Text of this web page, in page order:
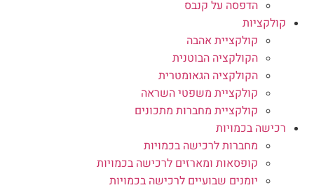
הדפסה על קנבס
קולקציות
קולקציית אהבה
הקולקציה הבוטנית
הקולקציה הגאומטרית
קולקציית משפטי השראה
קולקציית מחברות מתכונים
רכישה בכמויות
מחברות לרכישה בכמויות
קופסאות ומארזים לרכישה בכמויות
יומנים שבועיים לרכישה בכמויות